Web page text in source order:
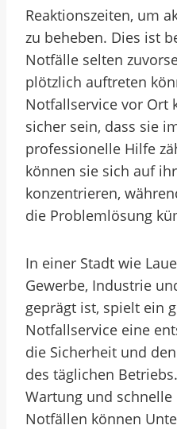
Reaktionszeiten, um
zu beheben. Dies ist
Notfälle selten
plötzlich auftreten
Notfallservice vor Ort
sicher sein, dass sie
professionelle Hilfe
können sie sich auf
konzentrieren,
die Problemlösung
In einer Stadt wie
Gewerbe, Industrie
geprägt ist, spielt ein
Notfallservice eine
die Sicherheit und
des täglichen
Wartung und
Notfällen können